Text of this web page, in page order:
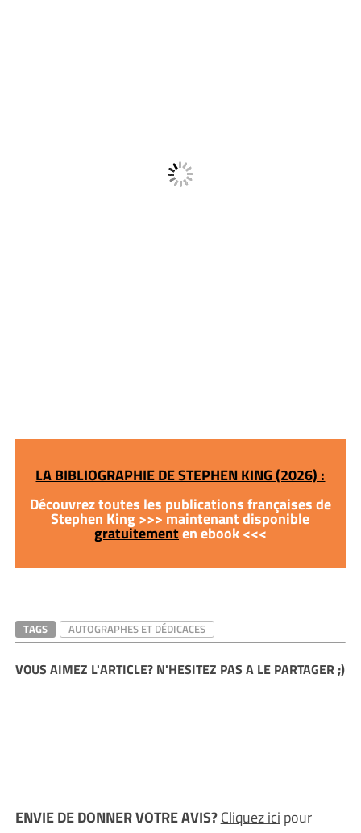
LA BIBLIOGRAPHIE DE STEPHEN KING (2026) :
Découvrez toutes les publications françaises de
Stephen King >>> maintenant disponible
gratuitementen ebook <<<
TAGS AUTOGRAPHES ET DÉDICACES
VOUS AIMEZ L'ARTICLE? N'HESITEZ PAS A LE PARTAGER ;)
ENVIE DE DONNER VOTRE AVIS?Cliquez ici pour